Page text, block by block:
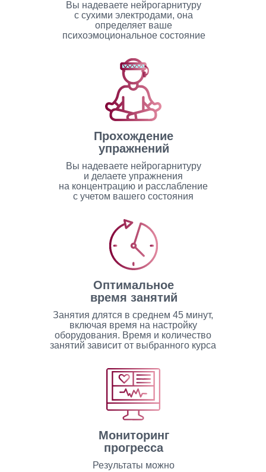
Вы надеваете нейрогарнитуру
с сухими электродами, она
определяет ваше
психоэмоциональное состояние
Прохождение
упражнений
Вы надеваете нейрогарнитуру
и делаете упражнения
на концентрацию и расслабление
с учетом вашего состояния
Оптимальное
время занятий
Занятия длятся в среднем 45 минут,
включая время на настройку
оборудования. Время и количество
занятий зависит от выбранного курса
Мониторинг
прогресса
Результаты можно